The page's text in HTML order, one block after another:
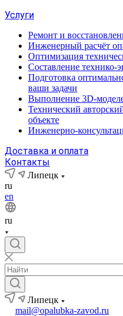
Услуги
Ремонт и
Инженерный расчёт
Оптимизация
Составление технико-
Подготовка
ваши задачи
Выполнение 3D-
Технический
объекте
Инженерно-
Доставка и оплата
Контакты
Липецк
ru
en
ru
Липецк
mail@opalubka-zavod.ru